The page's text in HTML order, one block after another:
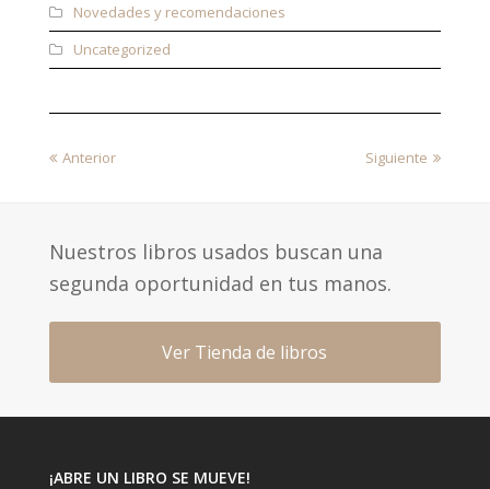
Novedades y recomendaciones
Uncategorized
previous
Anterior
next
Siguiente
Nuestros libros usados buscan una
segunda oportunidad en tus manos.
Ver Tienda de libros
¡ABRE UN LIBRO SE MUEVE!